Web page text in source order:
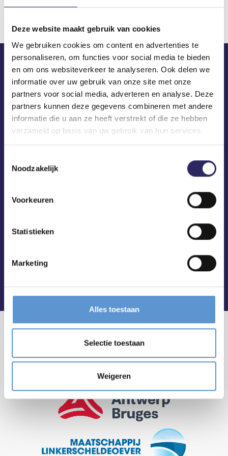
Deze website maakt gebruik van cookies
We gebruiken cookies om content en advertenties te
personaliseren, om functies voor social media te bieden
en om ons websiteverkeer te analyseren. Ook delen we
informatie over uw gebruik van onze site met onze
partners voor social media, adverteren en analyse. Deze
partners kunnen deze gegevens combineren met andere
informatie die u aan ze heeft verstrekt of die ze hebben
verzameld op basis van uw gebruik van hun services.
Noodzakelijk
Voorkeuren
Statistieken
Marketing
Alles toestaan
Selectie toestaan
Weigeren
ECA in je mailbox?